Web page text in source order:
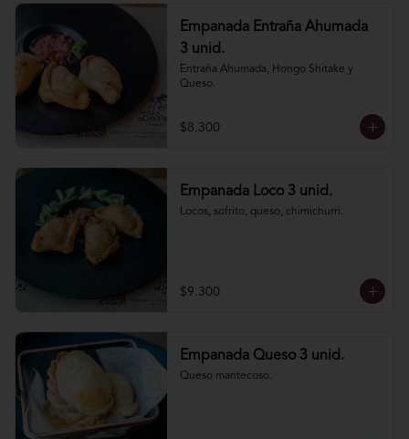
Empanada Entraña Ahumada
3 unid.
Entraña Ahumada, Hongo Shitake y
Queso.
$8.300
Empanada Loco 3 unid.
Locos, sofrito, queso, chimichurri.
$9.300
Empanada Queso 3 unid.
Queso mantecoso.